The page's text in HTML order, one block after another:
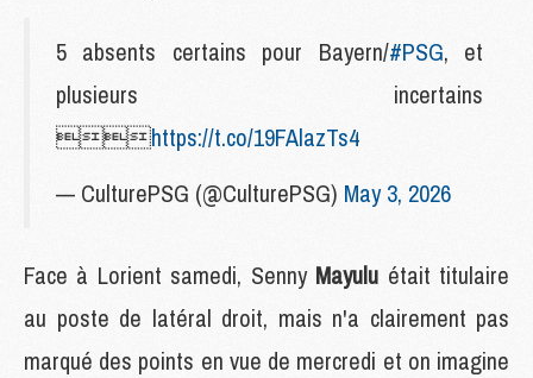
5 absents certains pour Bayern/#PSG, et
plusieurs incertains
https://t.co/19FAlazTs4
— CulturePSG (@CulturePSG) May 3, 2026
Face à Lorient samedi, Senny Mayulu était titulaire
au poste de latéral droit, mais n'a clairement pas
marqué des points en vue de mercredi et on imagine